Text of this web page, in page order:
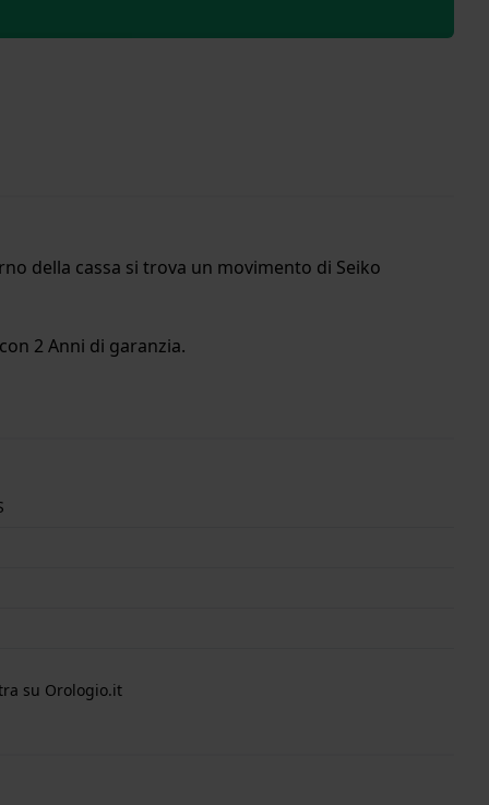
della cassa si trova un movimento di Seiko
2 Anni di garanzia.
su Orologio.it